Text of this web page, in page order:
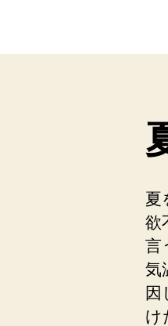
夏
欲
言
気
因
け